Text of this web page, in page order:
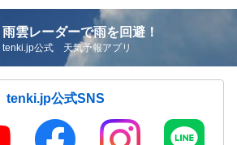
雨雲レーダーで雨を回避！
tenki.jp公式 天気予報アプリ
tenki.jp公式SNS